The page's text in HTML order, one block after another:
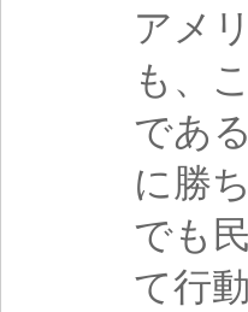
アメ
も、
であ
に勝
でも
て行